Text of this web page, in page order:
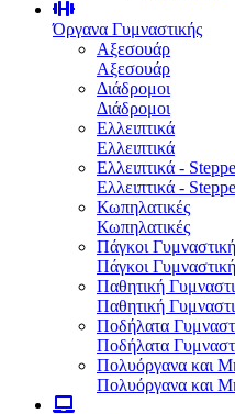
Όργανα Γυμναστικής
Αξεσουάρ
Αξεσουάρ
Διάδρομοι
Διάδρομοι
Ελλειπτικά
Ελλειπτικά
Ελλειπτικά -
Ελλειπτικά -
Κωπηλατικές
Κωπηλατικές
Πάγκοι
Πάγκοι
Παθητική
Παθητική
Ποδήλατα
Ποδήλατα
Πολυόργανα και
Πολυόργανα και